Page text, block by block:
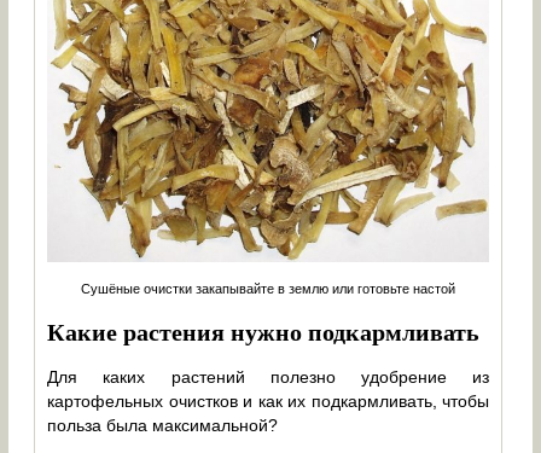
Сушёные очистки закапывайте в землю или готовьте настой
Какие растения нужно подкармливать
Для каких растений полезно удобрение из
картофельных очистков и как их подкармливать, чтобы
польза была максимальной?